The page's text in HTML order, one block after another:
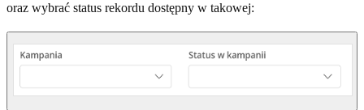
oraz wybrać status rekordu dostępny w takowej: